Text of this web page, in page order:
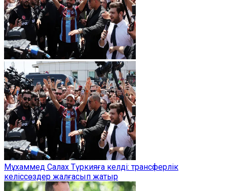
Мұхаммед Салах Түркияға келді: трансферлік
келіссөздер жалғасып жатыр